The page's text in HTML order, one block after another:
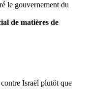
le gouvernement du
de matières de
Israël plutôt que